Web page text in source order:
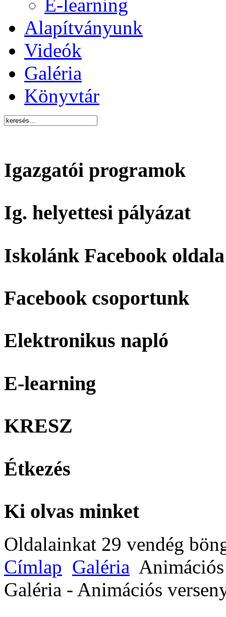
E-learning
Alapítványunk
Videók
Galéria
Könyvtár
Igazgatói programok
Ig. helyettesi pályázat
Iskolánk Facebook oldala
Facebook csoportunk
Elektronikus napló
E-learning
KRESZ
Étkezés
Ki olvas minket
Oldalainkat 29 vendég
Címlap Galéria
Galéria - Animációs